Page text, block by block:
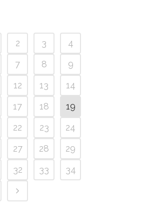
2 3
4
7 8
9
12 13
14
17 18
19
22 23
24
27 28
29
32 33
34